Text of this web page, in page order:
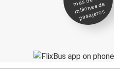
millones de
pasajeros